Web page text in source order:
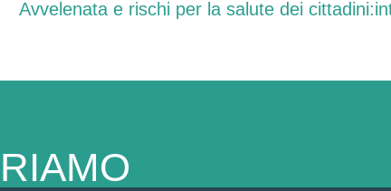
Avvelenata e rischi per la salute dei